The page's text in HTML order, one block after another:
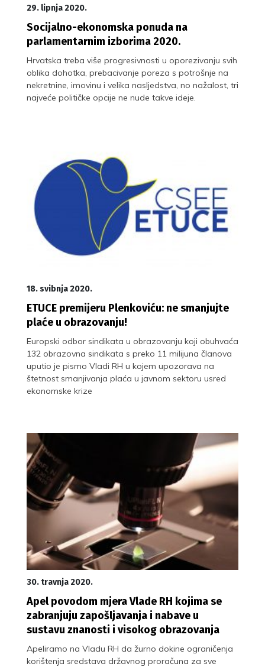
29. lipnja 2020.
Socijalno-ekonomska ponuda na
parlamentarnim izborima 2020.
Hrvatska treba više progresivnosti u oporezivanju svih
oblika dohotka, prebacivanje poreza s potrošnje na
nekretnine, imovinu i velika nasljedstva, no nažalost, tri
najveće političke opcije ne nude takve ideje.
18. svibnja 2020.
ETUCE premijeru Plenkoviću: ne smanjujte
plaće u obrazovanju!
Europski odbor sindikata u obrazovanju koji obuhvaća
132 obrazovna sindikata s preko 11 milijuna članova
uputio je pismo Vladi RH u kojem upozorava na
štetnost smanjivanja plaća u javnom sektoru usred
ekonomske krize
30. travnja 2020.
Apel povodom mjera Vlade RH kojima se
zabranjuju zapošljavanja i nabave u
sustavu znanosti i visokog obrazovanja
Apeliramo na Vladu RH da žurno dokine ograničenja
korištenja sredstava državnog proračuna za sve